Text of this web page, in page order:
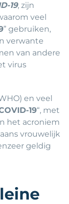
19, zijn
veel
” gebruiken,
verwante
van andere
virus
en veel
19“, met
het acroniem
vrouwelijk
geldig